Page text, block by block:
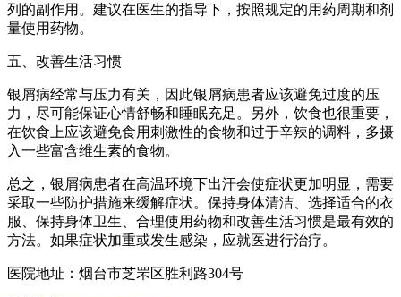
列的副作用。建议在医生的指导下，按照规定的用药周期和剂
量使用药物。
五、改善生活习惯
银屑病经常与压力有关，因此银屑病患者应该避免过度的压
力，尽可能保证心情舒畅和睡眠充足。另外，饮食也很重要，
在饮食上应该避免食用刺激性的食物和过于辛辣的调料，多摄
入一些富含维生素的食物。
总之，银屑病患者在高温环境下出汗会使症状更加明显，需要
采取一些防护措施来缓解症状。保持身体清洁、选择适合的衣
服、保持身体卫生、合理使用药物和改善生活习惯是最有效的
方法。如果症状加重或发生感染，应就医进行治疗。
医院地址：烟台市芝罘区胜利路304号